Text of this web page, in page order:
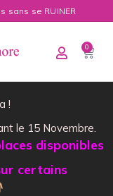
sans se RUINER
0
!
le 15 Novembre.
disponibles
certains